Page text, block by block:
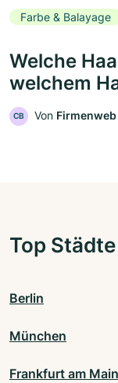
Farbe & Balayage
Welche
welchem
CB Von
Top Städte
Berlin
München
Frankfurt am Main